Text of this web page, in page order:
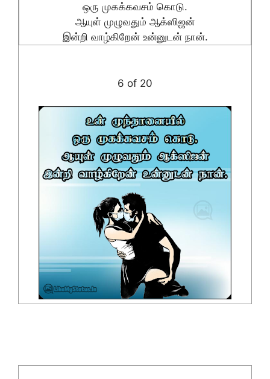
ஒரு முகக்கவசம் கொடு.
ஆயுள் முழுவதும் ஆக்ஸிஜன்
இன்றி வாழ்கிறேன் உன்னுடன் நான்.
6 of 20